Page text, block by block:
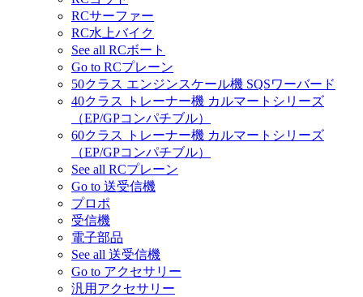
RCサーファー
RC水上バイク
See all RCボート
Go to RCプレーン
50クラス エンジンスケール機 SQSワーバード
40クラス トレーナー機 カルマートシリーズ
（EP/GPコンパチブル）
60クラス トレーナー機 カルマートシリーズ
（EP/GPコンパチブル）
See all RCプレーン
Go to 送受信機
プロポ
受信機
電子部品
See all 送受信機
Go to アクセサリー
汎用アクセサリー